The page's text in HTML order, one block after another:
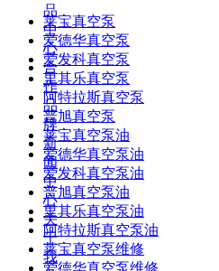
品
中
心
合
作
品
牌
新
闻
中
心
关
于
我
莱宝真空泵
爱德华真空泵
爱发科真空泵
里其乐真空泵
阿特拉斯真空泵
普旭真空泵
莱宝真空泵油
爱德华真空泵油
爱发科真空泵油
普旭真空泵油
里其乐真空泵油
阿特拉斯真空泵油
莱宝真空泵维修
爱德华真空泵维修